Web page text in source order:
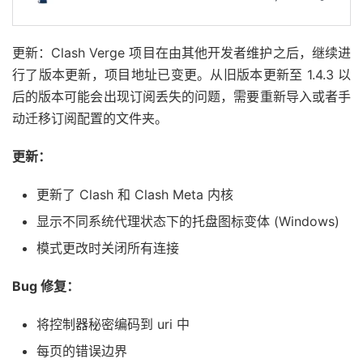
更新：Clash Verge 项目在由其他开发者维护之后，继续进
行了版本更新，项目地址已变更。从旧版本更新至 1.4.3 以
后的版本可能会出现订阅丢失的问题，需要重新导入或者手
动迁移订阅配置的文件夹。
更新：
更新了 Clash 和 Clash Meta 内核
显示不同系统代理状态下的托盘图标变体 (Windows)
模式更改时关闭所有连接
Bug 修复：
将控制器秘密编码到 uri 中
每页的错误边界